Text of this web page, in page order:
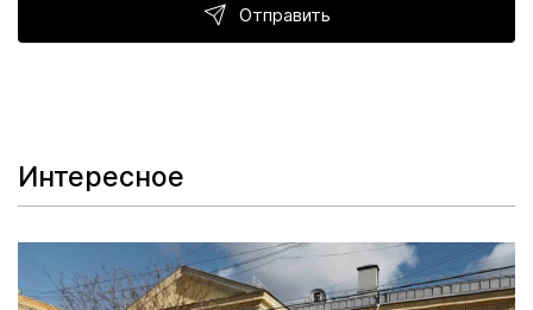
Отправить
Интересное